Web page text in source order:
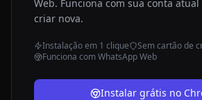
Web. Funciona com sua conta
criar nova.
Instalação em 1 clique
Sem cartão de
Funciona com WhatsApp Web
Instalar grátis no